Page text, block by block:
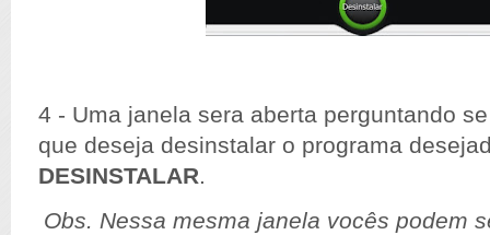
4 - Uma janela sera aberta perguntando
que deseja desinstalar o programa
DESINSTALAR.
Obs. Nessa mesma janela vocês podem